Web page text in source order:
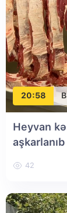
20:58
Heyvan
aşkarlanıb
42